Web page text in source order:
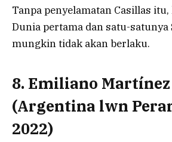
Tanpa penyelamatan Casillas
Dunia pertama dan satu-satunya
mungkin tidak akan berlaku.
8. Emiliano Martínez
(Argentina lwn
2022)